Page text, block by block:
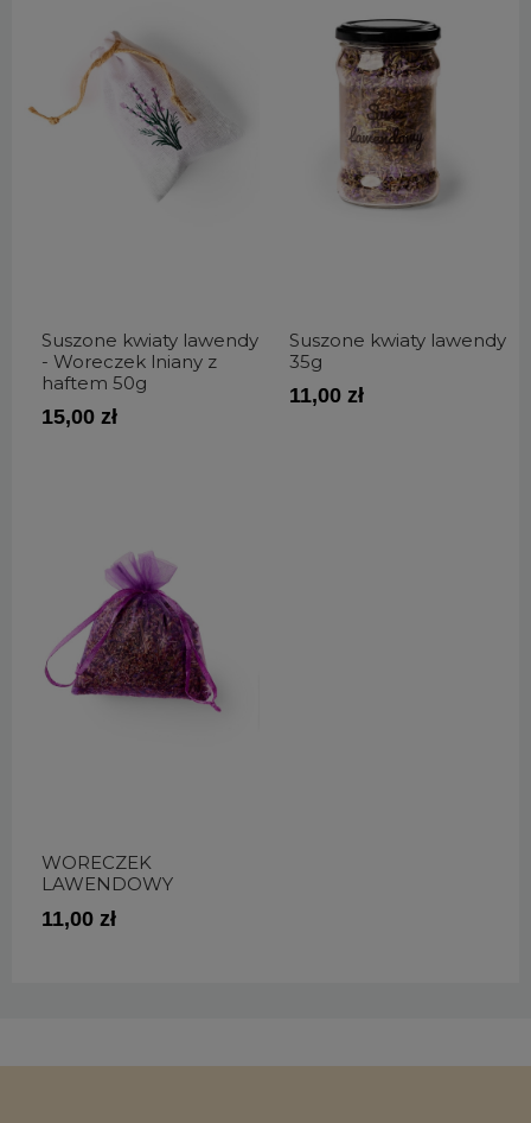
Suszone kwiaty lawendy
- Woreczek lniany z
haftem 50g
15,00 zł
Suszone kwiaty lawendy
35g
11,00 zł
WORECZEK
LAWENDOWY
11,00 zł